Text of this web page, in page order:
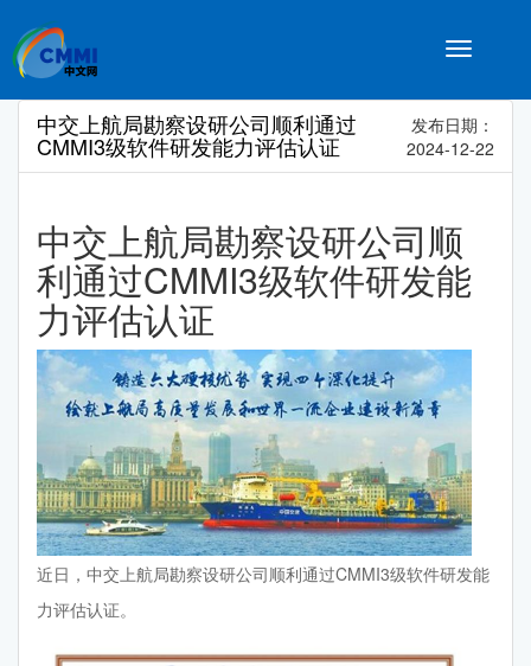
Toggle
中交上航局勘察设研公司顺利通过
CMMI3级软件研发能力评估认证
发布日期：
2024-12-22
中交上航局勘察设研公司顺
利通过CMMI3级软件研发能
力评估认证
近日，中交上航局勘察设研公司顺利通过CMMI3级软件研发能
力评估认证。